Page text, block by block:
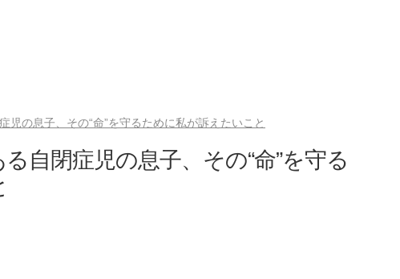
児の息子、その“命”を守るために私が訴えたいこと
自閉症児の息子、その“命”を守る